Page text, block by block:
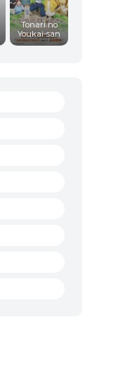
Tonari no
Youkai-san